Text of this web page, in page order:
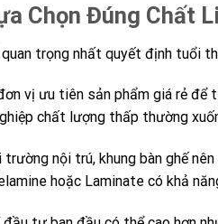
Chọn Đúng Chất
trọng nhất quyết định tuổi
vị ưu tiên sản phẩm giá rẻ để
chất lượng thấp thường
nội trú, khung bàn ghế
hoặc Laminate có khả